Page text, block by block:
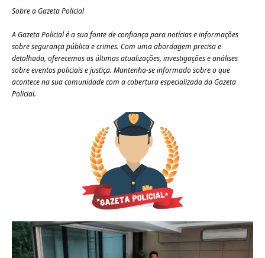
Sobre a Gazeta Policial
A Gazeta Policial é a sua fonte de confiança para notícias e informações
sobre segurança pública e crimes. Com uma abordagem precisa e
detalhada, oferecemos as últimas atualizações, investigações e análises
sobre eventos policiais e justiça. Mantenha-se informado sobre o que
acontece na sua comunidade com a cobertura especializada da Gazeta
Policial.